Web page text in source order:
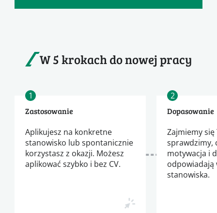
W 5 krokach do nowej pracy
1
Zastosowanie
Aplikujesz na konkretne
stanowisko lub spontanicznie
korzystasz z okazji. Możesz
aplikować szybko i bez CV.
2
Dopasowanie
Zajmiemy
sprawdzimy,
motywacja i
odpowiadają
stanowiska.